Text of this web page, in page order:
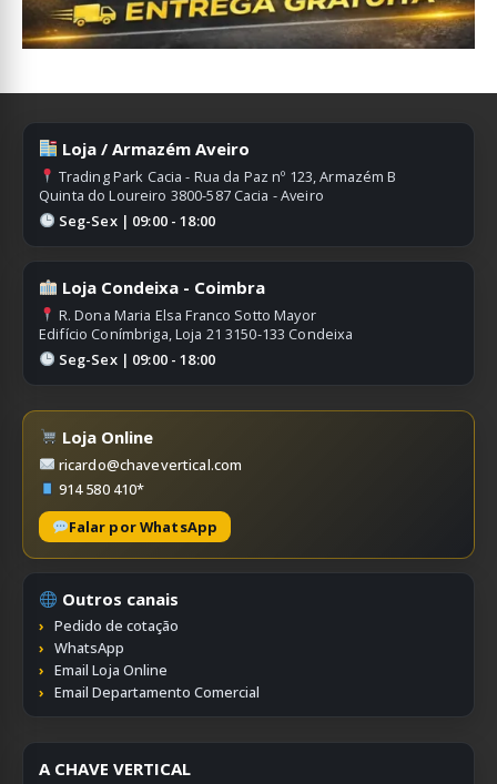
Loja / Armazém Aveiro
Trading Park Cacia - Rua da Paz nº 123, Armazém B
Quinta do Loureiro 3800-587 Cacia - Aveiro
Seg-Sex | 09:00 - 18:00
Loja Condeixa - Coimbra
R. Dona Maria Elsa Franco Sotto Mayor
Edifício Conímbriga, Loja 21 3150-133 Condeixa
Seg-Sex | 09:00 - 18:00
Loja Online
ricardo@chavevertical.com
914 580 410*
Falar por WhatsApp
Outros canais
Pedido de cotação
WhatsApp
Email Loja Online
Email Departamento Comercial
A CHAVE VERTICAL